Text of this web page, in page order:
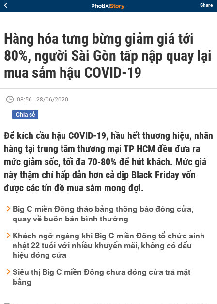
Share
Hàng hóa tưng bừng giảm giá tới
80%, người Sài Gòn tấp nập quay lại
mua sắm hậu COVID-19
08:56 | 28/06/2020
Chia sẻ
Để kích cầu hậu COVID-19, hầu hết thương hiệu, nhãn
hàng tại trung tâm thương mại TP HCM đều đưa ra
mức giảm sốc, tối đa 70-80% để hút khách. Mức giá
này thậm chí hấp dẫn hơn cả dịp Black Friday vốn
được các tín đồ mua sắm mong đợi.
Big C miền Đông tháo bảng thông báo đóng cửa,
quay về buôn bán bình thường
Khách ngỡ ngàng khi Big C miền Đông tổ chức sinh
nhật 22 tuổi với nhiều khuyến mãi, không có dấu
hiệu đóng cửa
Siêu thị Big C miền Đông chưa đóng cửa trả mặt
bằng